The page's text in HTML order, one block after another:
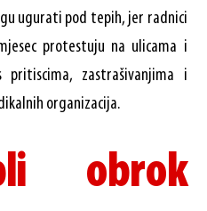
ugurati pod tepih, jer radnici
protestuju na ulicama i
pritiscima, zastrašivanjima i
organizacija.
obrok